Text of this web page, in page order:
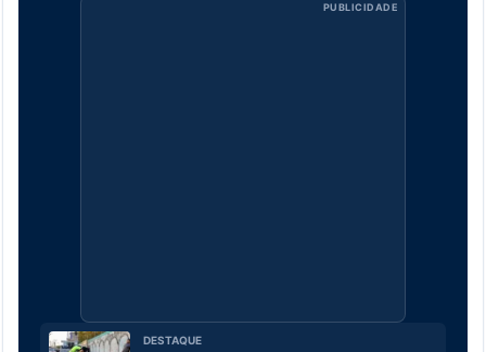
PUBLICIDADE
DESTAQUE